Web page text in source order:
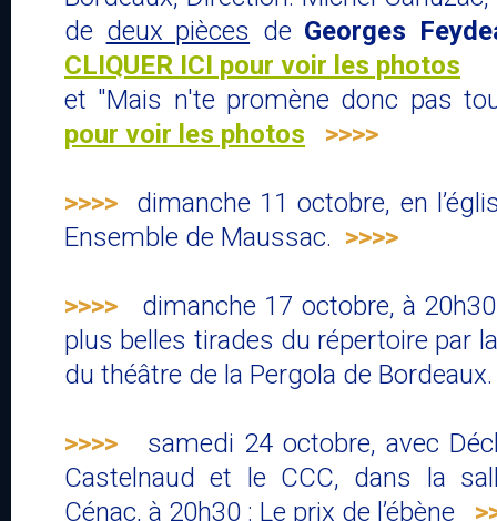
de deux pièces de Georges
CLIQUER ICI pour voir les photos
et "Mais n'te promène donc pas
pour voir les photos
>>>>
>>>>
dimanche 11 octobre, en
Ensemble de Maussac. >>>>
>>>>
dimanche 17 octobre, à
plus belles tirades du répertoire par
du théâtre de la Pergola de
>>>>
samedi 24 octobre, avec
Castelnaud et le CCC, dans la
Cénac, à 20h30 : Le prix de l’ébène